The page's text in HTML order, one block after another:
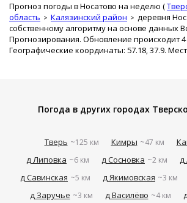
Прогноз погоды в Носатово на неделю (
область
Калязинский район деревня
собственному алгоритму на основе данных
Прогнозирования. Обновление происходит 4
Географические координаты: 57.18, 37.9.
Погода в других городах
Тверь ~125 км Кимры ~47 км
д Липовка ~6 км д Сосновка ~2 км д
д Савинская ~5 км д Якимовская ~3 км
д Заручье ~3 км д Василёво ~4 км